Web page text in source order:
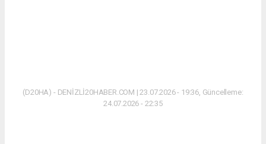
(D20HA) - DENİZLİ20HABER.COM | 23.07.2026 - 19:36, Güncelleme:
24.07.2026 - 22:35